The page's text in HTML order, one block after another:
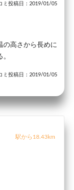
ミ投稿日：2019/01/05
の高さから長めに
ミ投稿日：2019/01/05
駅から18.43km